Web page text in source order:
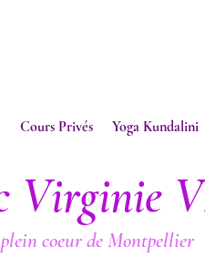
Cours Privés Yoga Kundalini
Virginie
coeur de Montpellier